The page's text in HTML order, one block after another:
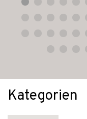
Kategorien